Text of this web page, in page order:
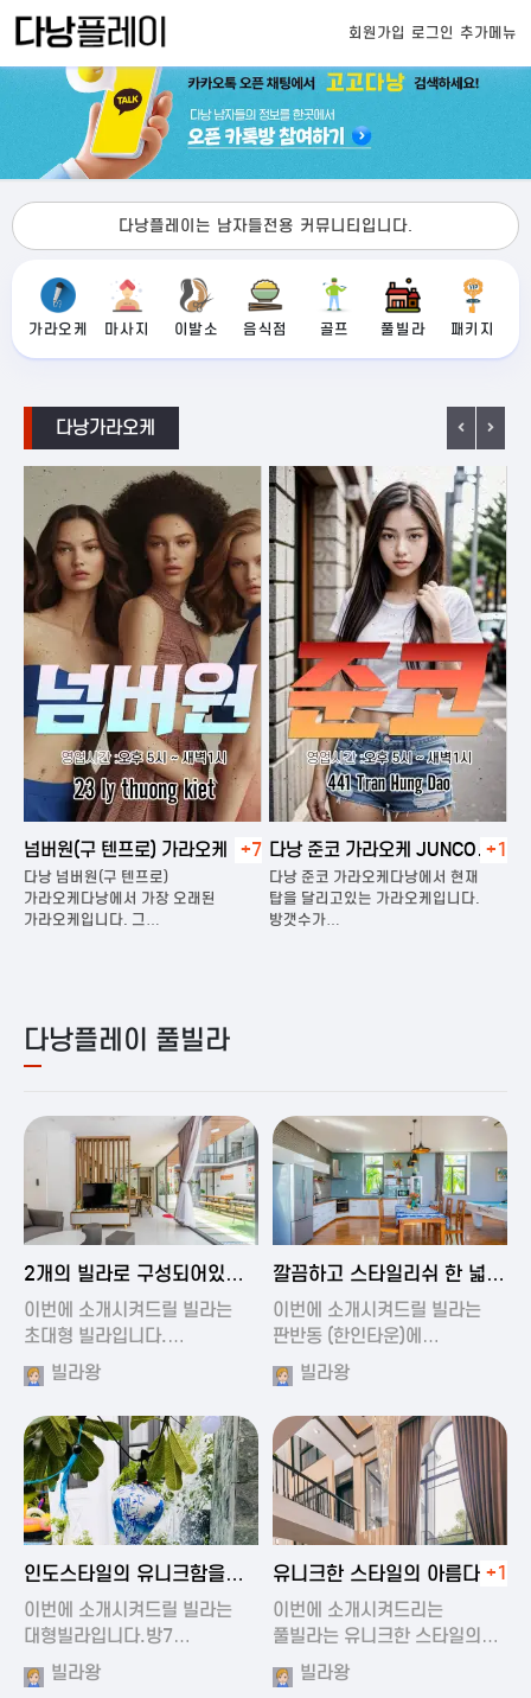
회원가입 로그인 추가메뉴
다낭플레이는 남자들전용 커뮤니티입니다.
가라오케 마사지 이발소 음식점 골프 풀빌라 패키지
다낭가라오케
넘버원(구 텐프로) 가라오케 +7
다낭 넘버원(구 텐프로)
가라오케다낭에서 가장 오래된
가라오케입니다. 그…
다낭 준코 가라오케 JUNCO
KARAOKE
+1
다낭 준코 가라오케다낭에서 현재
탑을 달리고있는 가라오케입니다.
방갯수가…
다낭플레이 풀빌라
2024-11-19 00:54
2개의 빌라로 구성되어있는
대형 풀빌…
이번에 소개시켜드릴 빌라는
초대형 빌라입니다.…
빌라왕
2024-11-19 01:27
깔끔하고 스타일리쉬 한 넓은
풀빌라
이번에 소개시켜드릴 빌라는
판반동 (한인타운)에…
빌라왕
2024-11-19 01:35
인도스타일의 유니크함을
가진 풀빌라
이번에 소개시켜드릴 빌라는
대형빌라입니다.방7…
빌라왕
2024-11-19 00:45
유니크한 스타일의 아름다운
풀빌라
+1
이번에 소개시켜드리는
풀빌라는 유니크한 스타일의…
빌라왕